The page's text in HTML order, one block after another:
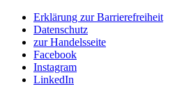
Erklärung zur Barrierefreiheit
Datenschutz
zur Handelsseite
Facebook
Instagram
LinkedIn